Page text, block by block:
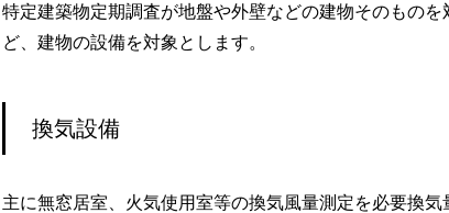
特定建築物定期調査が地盤や外壁などの建物そのもの
ど、建物の設備を対象とします。
換気設備
主に無窓居室、火気使用室等の換気風量測定を必要換